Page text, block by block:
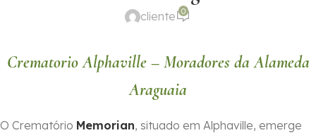
cliente 0
Crematorio Alphaville – Moradores da Alameda
Araguaia
O Crematório Memorian, situado em Alphaville, emerge